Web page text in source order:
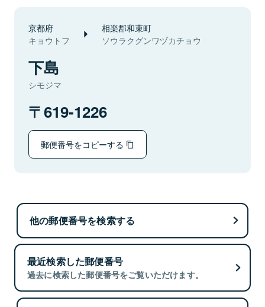
京都府
キョウトフ
相楽郡和束町
ソウラクグンワヅカチョウ
下島
シモジマ
619-1226
郵便番号をコピーする
他の郵便番号を検索する
最近検索した郵便番号
過去に検索した郵便番号をご覧いただけます。